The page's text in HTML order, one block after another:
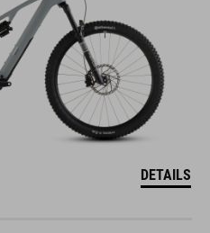
DETAILS